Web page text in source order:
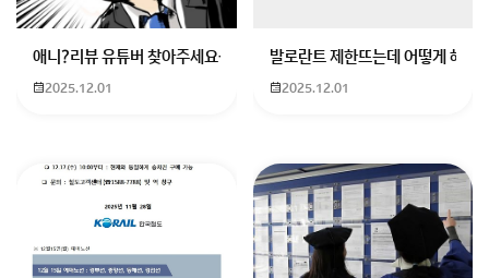
애니?리뷰 유튜버 찾아주세요ㅠㅠ 무슨 검정머리 남자 캐릭터에 더빙하
2025.12.01
발로란트 제한뜨는데 어떻게 해야
2025.12.01